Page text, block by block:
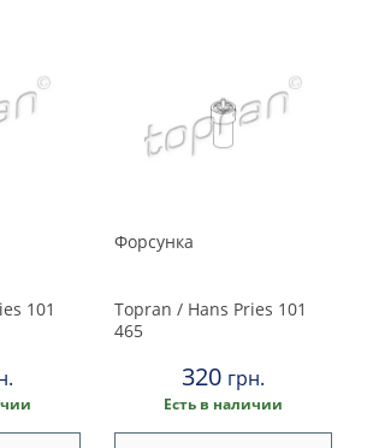
101
Форсунка
Topran / Hans Pries 101
465
320 грн.
Есть в наличии